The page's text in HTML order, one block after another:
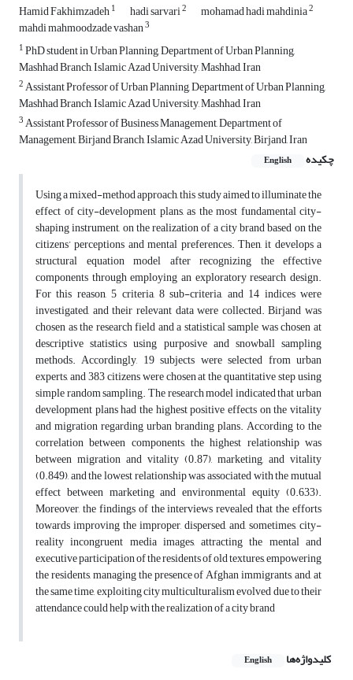
Hamid Fakhimzadeh1 hadi sarvari2 mohamad hadi mahdinia2
mahdi mahmoodzade vashan3
1PhD student in Urban Planning, Department of Urban Planning,
Mashhad Branch, Islamic Azad University, Mashhad, Iran
2Assistant Professor of Urban Planning, Department of Urban Planning,
Mashhad Branch, Islamic Azad University, Mashhad, Iran
3Assistant Professor of Business Management, Department of
Management, Birjand Branch, Islamic Azad University, Birjand, Iran
چکیده
English
Using a mixed-method approach, this study aimed to illuminate the
effect of city-development plans, as the most fundamental city-
shaping instrument, on the realization of a city brand based on the
citizens’ perceptions and mental preferences. Then, it develops a
structural equation model after recognizing the effective
components through employing an exploratory research design.
For this reason, 5 criteria, 8 sub-criteria, and 14 indices were
investigated, and their relevant data were collected. Birjand was
chosen as the research field and a statistical sample was chosen at
descriptive statistics using purposive and snowball sampling
methods. Accordingly, 19 subjects were selected from urban
experts, and 383 citizens were chosen at the quantitative step using
simple random sampling. The research model indicated that urban
development plans had the highest positive effects on the vitality
and migration regarding urban branding plans. According to the
correlation between components, the highest relationship was
between migration and vitality (0.87), marketing, and vitality
(0.849), and the lowest relationship was associated with the mutual
effect between marketing and environmental equity (0.633).
Moreover, the findings of the interviews revealed that the efforts
towards improving the improper, dispersed, and, sometimes, city-
reality incongruent media images, attracting the mental and
executive participation of the residents of old textures, empowering
the residents, managing the presence of Afghan immigrants, and, at
the same time, exploiting city multiculturalism evolved due to their
attendance could help with the realization of a city brand
کلیدواژه‌ها English